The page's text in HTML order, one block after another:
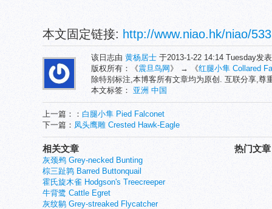
本文固定链接: http://www.niao.hk/niao/
该日志由 黄杨居士 于2013-1-22 14:14 Tuesday发
版权所有：《震旦鸟网 》 → 《红腿小隼 Collared
除特别标注,本博客所有文章均为原创. 互联分享,尊
本文标签： 亚洲 中国
上一篇：： 白腿小隼 Pied Falconet
下一篇： 凤头鹰雕 Crested Hawk-Eagle
热门文章
相关文章
灰颈鹀 Grey-necked Bunting
棕三趾鹑 Barred Buttonquail
霍氏旋木雀 Hodgson's Treecreeper
牛背鹭 Cattle Egret
灰纹鹟 Grey-streaked Flycatcher